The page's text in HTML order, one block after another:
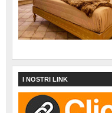
I NOSTRI LINK